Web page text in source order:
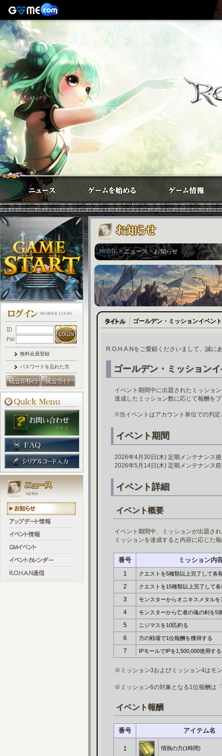
無料会員登録
パスワードを忘れた方
HOME> ニュース > お知らせ
ゴールデン・ミッションイベント
R.O.H.A.Nをご愛顧くださいまして、誠に
ゴールデン・ミッション
イベント期間中に出題されたミッショ
達成したミッション数に応じて報酬を
※当イベントはアカウント単位での判定
イベント期間
2026年4月30日(木) 定期メンテナンス
2026年5月14日(木) 定期メンテナンス
イベント詳細
イベント概要
イベント期間中、ミッションが出題さ
ミッションを達成すると内容に応じた
番号 ミッション内
1 クエストを5種類以上完了して各
2 クエストを15種類以上完了して
3 モンスターからオニキスメタルを
4 モンスターから亡者の魂の剣を5
5 ニジマスを10匹釣る
6 力の戦場で1位報酬を獲得する
7 IPモールでIPを1,500,000使用する
※ミッション3およびミッション4はモ
※ミッション6の対象となる1位報酬は
イベント報酬
番号 アイテム名
1 情熱の力(1時間)